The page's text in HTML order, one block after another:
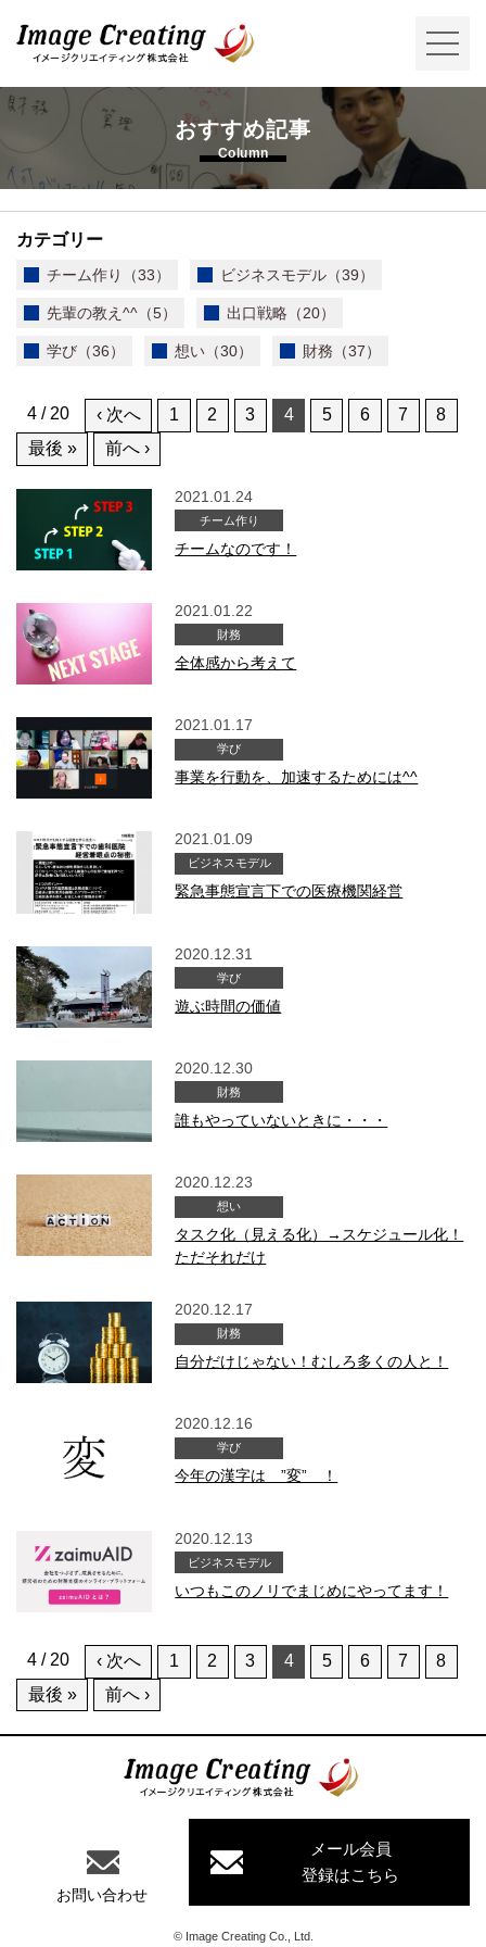
社
おすすめ記事
Column
カテゴリー
チーム作り（33） ビジネスモデル（39）
先輩の教え^^（5） 出口戦略（20）
学び（36） 想い（30） 財務（37）
4 / 20 ‹ 次へ 1 2 3 4 5 6 7
8
最後 »
前へ ›
2021.01.24
チーム作り
チームなのです！
2021.01.22
財務
全体感から考えて
2021.01.17
学び
事業を行動を、加速するためには^^
2021.01.09
ビジネスモデル
緊急事態宣言下での医療機関経営
2020.12.31
学び
遊ぶ時間の価値
2020.12.30
財務
誰もやっていないときに・・・
2020.12.23
想い
タスク化（見える化）→スケジュール化！
ただそれだけ
2020.12.17
財務
自分だけじゃない！むしろ多くの人と！
2020.12.16
学び
今年の漢字は ”変” ！
2020.12.13
ビジネスモデル
いつもこのノリでまじめにやってます！
4 / 20 ‹ 次へ 1 2 3 4 5 6 7
8
最後 »
前へ ›
お問い合わせ
メール会員
登録はこちら
© Image Creating Co., Ltd.